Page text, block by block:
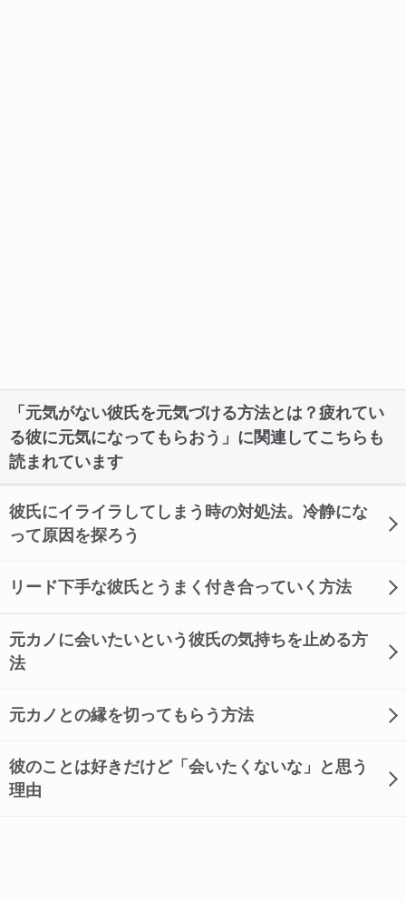
「元気がない彼氏を元気づける方法とは？疲れてい
る彼に元気になってもらおう」に関連してこちらも
読まれています
彼氏にイライラしてしまう時の対処法。冷静にな
って原因を探ろう
リード下手な彼氏とうまく付き合っていく方法
元カノに会いたいという彼氏の気持ちを止める方
法
元カノとの縁を切ってもらう方法
彼のことは好きだけど「会いたくないな」と思う
理由